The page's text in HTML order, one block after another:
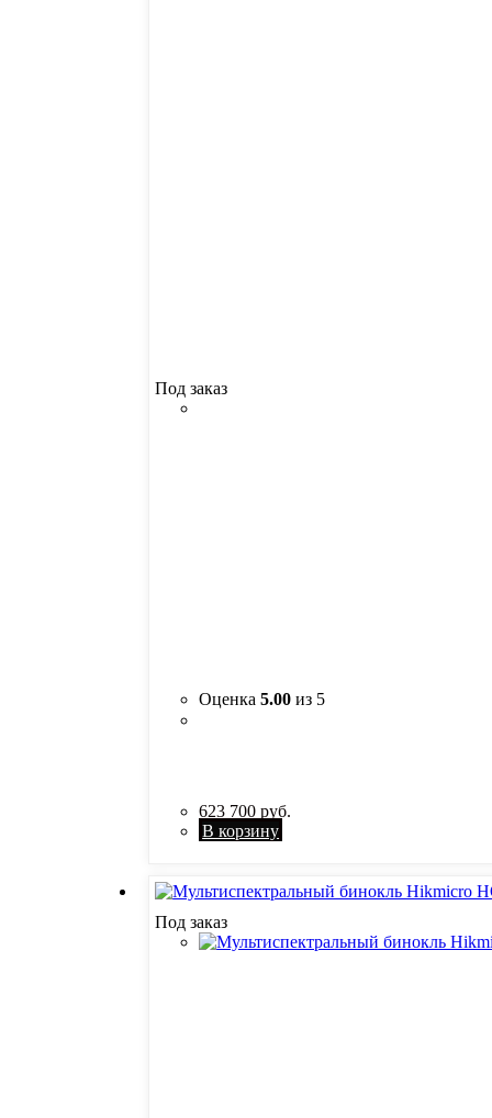
Под заказ
Оценка5.00 из 5
623 700руб.
В корзину
Под заказ